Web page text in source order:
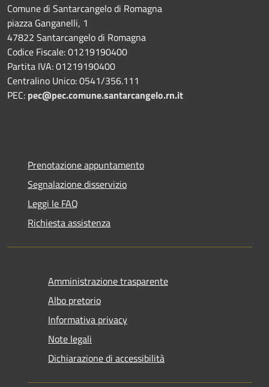
Comune di Santarcangelo di Romagna
piazza Ganganelli, 1
47822 Santarcangelo di Romagna
Codice Fiscale: 01219190400
Partita IVA: 01219190400
Centralino Unico: 0541/356.111
PEC: pec@pec.comune.santarcangelo.rn.it
Prenotazione appuntamento
Segnalazione disservizio
Leggi le FAQ
Richiesta assistenza
Amministrazione trasparente
Albo pretorio
Informativa privacy
Note legali
Dichiarazione di accessibilità